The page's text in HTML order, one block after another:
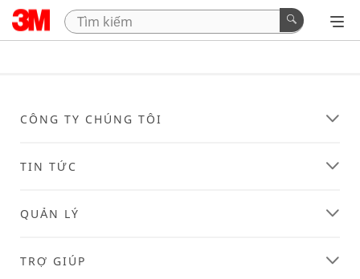
CÔNG TY CHÚNG TÔI
TIN TỨC
QUẢN LÝ
TRỢ GIÚP